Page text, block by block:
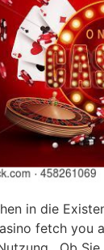
in die
fetch you